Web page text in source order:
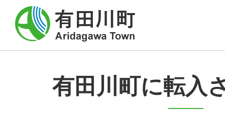
有田川町に転入